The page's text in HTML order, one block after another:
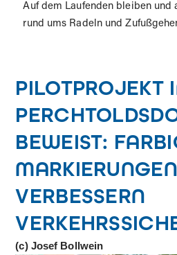
Auf dem Laufenden bleiben und
rund ums Radeln und
PILOTPROJEKT
BEWEIST:
MARKIERUNGEN
VERBESSERN
(c) Josef Bollwein